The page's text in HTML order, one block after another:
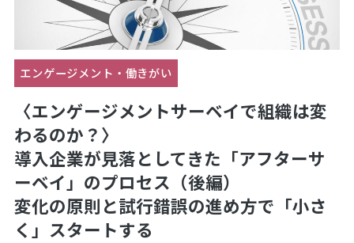
エンゲージメント・働きがい
〈エンゲージメントサーベイで組織は変
わるのか？〉
導入企業が見落としてきた「アフターサ
ーベイ」のプロセス（後編）
変化の原則と試行錯誤の進め方で「小さ
く」スタートする